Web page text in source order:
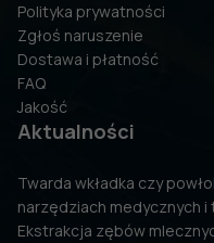
Polityka prywatności
Zgłoś naruszenie
Dostawa i płatność
FAQ
Jakość
Aktualności
Twarda wkładka czy
narzędziach medycznych i
Ekstrakcja zębów